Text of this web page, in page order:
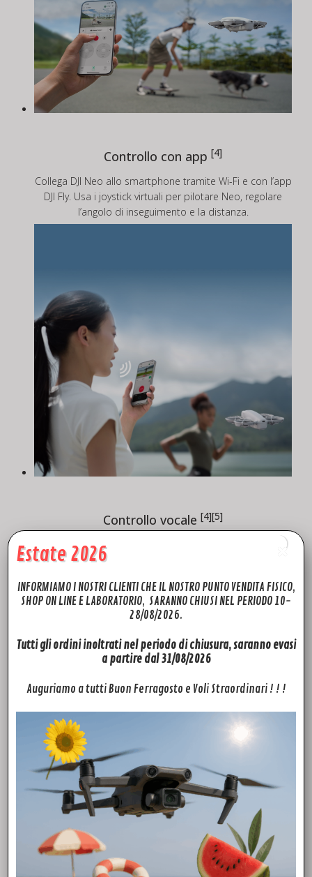
Controllo con app [4]
Collega DJI Neo allo smartphone tramite Wi-Fi e con l’app
DJI Fly. Usa i joystick virtuali per pilotare Neo, regolare
l’angolo di inseguimento e la distanza.
Controllo vocale [4][5]
L’app DJI Fly si attiva alle parole “Hey Fly” e consente di
gestire il volo di DJI Neo tramite comandi vocali.
Controllo con radiocomando[6]
Estate 2026
INFORMIAMO I NOSTRI CLIENTI CHE IL NOSTRO PUNTO VENDITA FISICO,
SHOP ON LINE E LABORATORIO, SARANNO CHIUSI NEL PERIODO 10-
28/08/2026.
Tutti gli ordini inoltrati nel periodo di chiusura, saranno evasi
a partire dal 31/08/2026
Auguriamo a tutti Buon Ferragosto e Voli Straordinari ! ! !